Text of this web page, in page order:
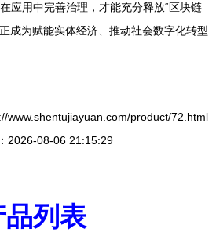
应用中完善治理，才能充分释放“区块链
成为赋能实体经济、推动社会数字化转型
www.shentujiayuan.com/product/72.html
2026-08-06 21:15:29
品列表